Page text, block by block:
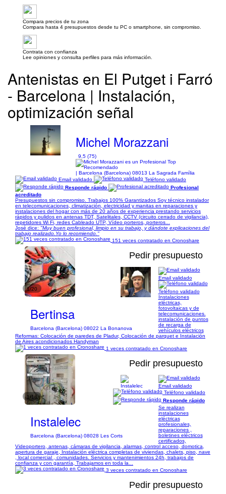
Compara precios de tu zona
Compara hasta 4 presupuestos desde tu PC o smartphone, sin compromiso.
Contrata con confianza
Lee opiniones y consulta perfiles para más información.
Antenistas en El Putget i Farró
- Barcelona | Instalación,
optimización señal
Michel Morazzani
9,5 (75)
| Barcelona (Barcelona) 08013 La Sagrada Família
Email validado
Teléfono validado
Responde rápido
Profesional
acreditado
Presupuestos sin compromiso. Trabajos 100% Garantizados Soy técnico instalador
en telecomunicaciones, climatización, electricidad y manitas en reparaciones y
instalaciones del hogar con más de 20 años de experiencia prestando servicios
rápidos y pulidos en antenas TDT, Satelitales, CCTV (circuito cerrado de vigilancia),
repetidores Wi Fi, redes Cableado UTP, Vídeo porteros, porteros...
José dice: "Muy buen profesional, limpio en su trabajo, y dándote explicaciones del
trabajo realizado.Yo lo recomiendo."
151 veces contratado en Cronoshare
1/20
Pedir presupuesto
Bertinsa
Barcelona (Barcelona) 08022 La Bonanova
Email validado
Teléfono validado
Instalaciones
eléctricas,
fotovoltaicas y de
telecomunicaciones.
instalación de puntos
de recarga de
vehículos eléctricos
Reformas: Colocación de paredes de Pladur, Colocación de parquet e Instalación
de Aires acondicionados Handyman
1 veces contratado en Cronoshare
1/18
Pedir presupuesto
Instalelec
Barcelona (Barcelona) 08028 Les Corts
Email validado
Teléfono validado
Responde rápido
Se realizan
instalaciones
eléctricas
profesionales,
reparaciones ,
boletines eléctricos
certificados,
Videoportero, antenas, cámaras de vigilancia, alarmas, control acceso, domotica,
apertura de garaje, Instalación eléctrica completas de viviendas, chalets, piso, nave
, local comercial , comunidades. Servicios y mantenimientos 24h, trabajos de
confianza y con garantía, Trabajamos en toda la...
3 veces contratado en Cronoshare
Pedir presupuesto